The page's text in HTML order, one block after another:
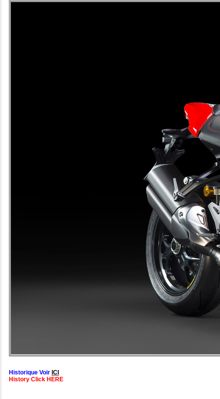
Historique Voir ICI
History Click HERE